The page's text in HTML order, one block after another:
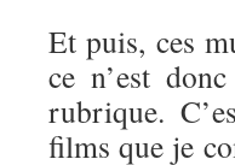
Et puis, ces
ce n’est
rubrique.
films que je